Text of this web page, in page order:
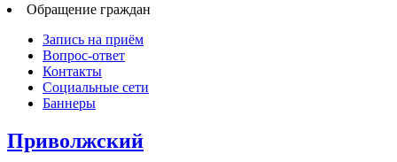
Обращение граждан
Запись на приём
Вопрос-ответ
Контакты
Социальные сети
Баннеры
Приволжский